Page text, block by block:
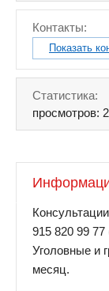
Контакты:
Показать
Статистика:
просмотров:
915 820 99 77
Уголовные и
месяц.